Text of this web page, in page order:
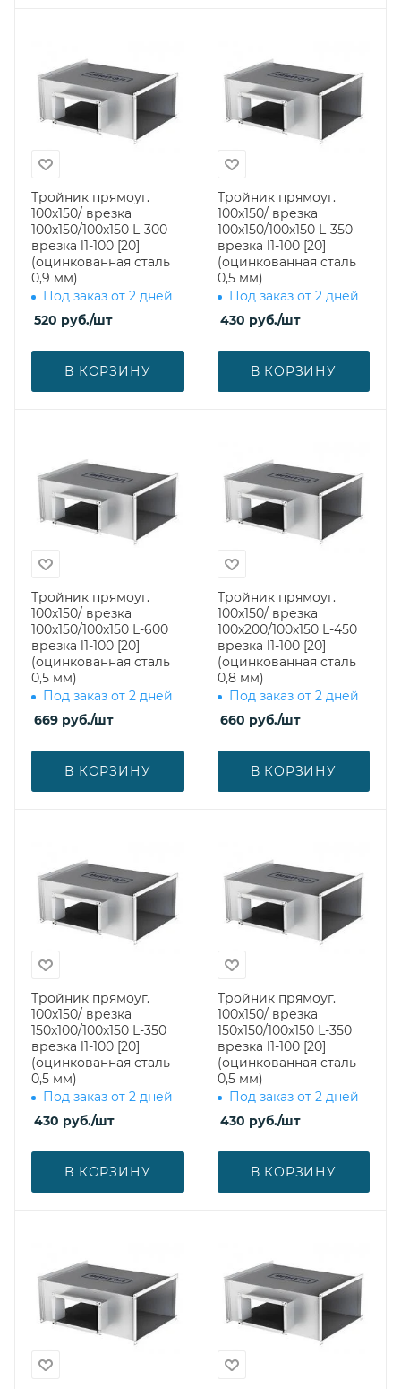
Тройник прямоуг.
100х150/ врезка
100х150/100х150 L-300
врезка l1-100 [20]
(оцинкованная сталь
0,9 мм)
Под заказ от 2 дней
520 руб./шт
В КОРЗИНУ
Тройник прямоуг.
100х150/ врезка
100х150/100х150 L-350
врезка l1-100 [20]
(оцинкованная сталь
0,5 мм)
Под заказ от 2 дней
430 руб./шт
В КОРЗИНУ
Тройник прямоуг.
100х150/ врезка
100х150/100х150 L-600
врезка l1-100 [20]
(оцинкованная сталь
0,5 мм)
Под заказ от 2 дней
669 руб./шт
В КОРЗИНУ
Тройник прямоуг.
100х150/ врезка
100х200/100х150 L-450
врезка l1-100 [20]
(оцинкованная сталь
0,8 мм)
Под заказ от 2 дней
660 руб./шт
В КОРЗИНУ
Тройник прямоуг.
100х150/ врезка
150х100/100х150 L-350
врезка l1-100 [20]
(оцинкованная сталь
0,5 мм)
Под заказ от 2 дней
430 руб./шт
В КОРЗИНУ
Тройник прямоуг.
100х150/ врезка
150х150/100х150 L-350
врезка l1-100 [20]
(оцинкованная сталь
0,5 мм)
Под заказ от 2 дней
430 руб./шт
В КОРЗИНУ